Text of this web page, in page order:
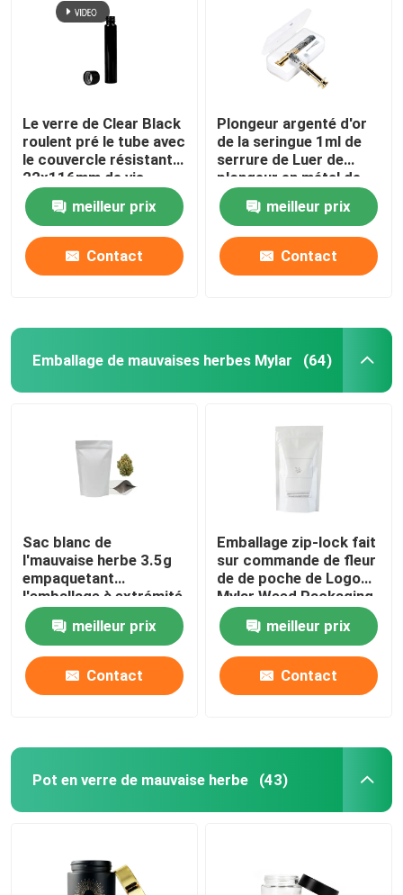
À propos de nous
Contrôle de qualité
Contactez-nous
Nouvelles
Pack de mauvaises herbes personnalisé
Emballage de mauvaises herbes Mylar
Pot de mauvaises herbes en plastique
Enfant Tin Box résistant
Seringue en verre Luer Lock
Le verre de Clear Black
roulent pré le tube avec
le couvercle résistant
22x116mm de vis
d'enfant
meilleur prix
Contact
Plongeur argenté d'or
de la seringue 1ml de
serrure de Luer de
plongeur en métal de
de seringues en verre
d'huile meilleur prix
Contact
Emballage de mauvaises herbes Mylar (64)
Sac blanc de
l'mauvaise herbe 3.5g
empaquetant
l'emballage à extrémité
élevé brillant de
mauvaise herbe
meilleur prix
Contact
Emballage zip-lock fait
sur commande de fleur
de de poche de Logo
Mylar Weed Packaging
14G
meilleur prix
Contact
Pot en verre de mauvaise herbe (43)